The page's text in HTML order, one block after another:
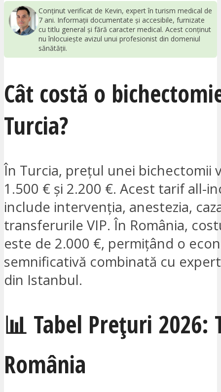
Conținut verificat de Kevin, expert în turism medical de
7 ani. Informații documentate și accesibile, furnizate
cu titlu general și fără caracter medical. Acest conținut
nu înlocuiește avizul unui profesionist din domeniul
sănătății.
Cât costă o
Turcia?
În Turcia, prețul unei bichectomii
1.500 € și 2.200 €. Acest tarif all-
include intervenția, anestezia,
transferurile VIP. În România,
este de 2.000 €, permițând o
semnificativă combinată cu
din Istanbul.
📊 Tabel Prețuri 2026:
România